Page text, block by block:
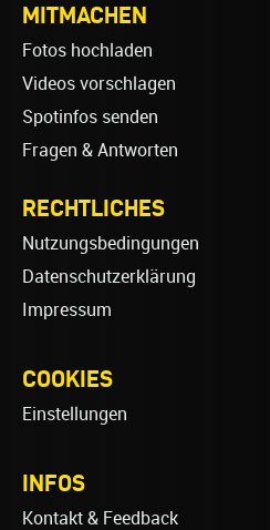
MITMACHEN
Fotos hochladen
Videos vorschlagen
Spotinfos senden
Fragen & Antworten
RECHTLICHES
Nutzungsbedingungen
Datenschutzerklärung
Impressum
COOKIES
Einstellungen
INFOS
Kontakt & Feedback